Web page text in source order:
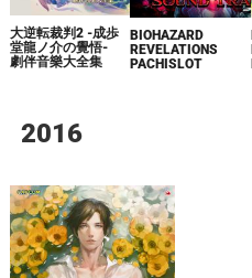
大逆転裁判2 -成歩
堂龍ノ介の覺悟-
劇伴音樂大全集
BIOHAZARD
REVELATIONS
PACHISLOT
2016